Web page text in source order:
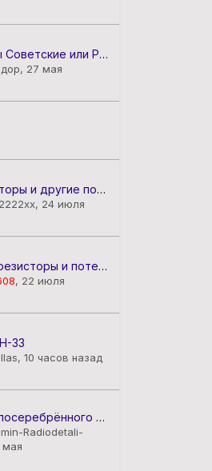
Разъемы Советские или Российские
27 мая
Транзисторы и другие полупроводниковые приборы
24 июля
Разные резисторы и потенциометры .
, 22 июля
33
10 часов назад
Оценка посеребрённого провода
Radiodetali-
мая